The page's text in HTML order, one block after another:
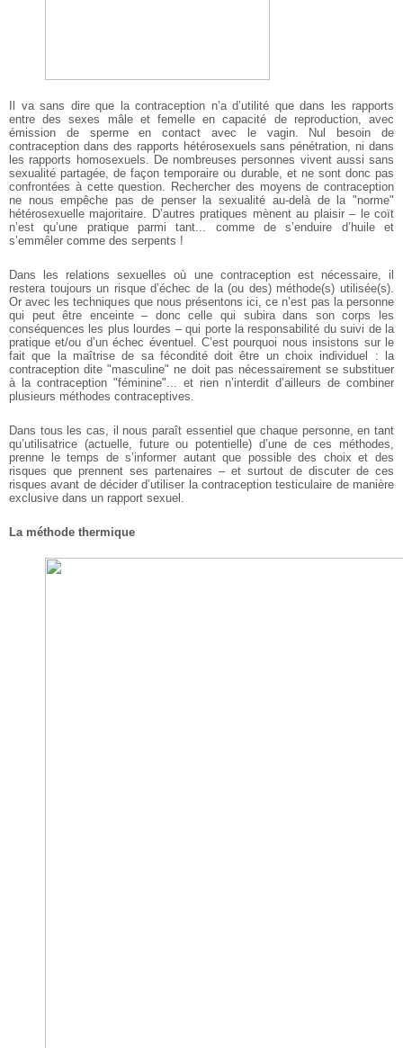
Il va sans dire que la contraception n’a d’utilité que dans les rapports
entre des sexes mâle et femelle en capacité de reproduction, avec
émission de sperme en contact avec le vagin. Nul besoin de
contraception dans des rapports hétérosexuels sans pénétration, ni dans
les rapports homosexuels. De nombreuses personnes vivent aussi sans
sexualité partagée, de façon temporaire ou durable, et ne sont donc pas
confrontées à cette question. Rechercher des moyens de contraception
ne nous empêche pas de penser la sexualité au-delà de la "norme"
hétérosexuelle majoritaire. D’autres pratiques mènent au plaisir – le coït
n’est qu’une pratique parmi tant... comme de s’enduire d’huile et
s’emmêler comme des serpents !
Dans les relations sexuelles où une contraception est nécessaire, il
restera toujours un risque d’échec de la (ou des) méthode(s) utilisée(s).
Or avec les techniques que nous présentons ici, ce n’est pas la personne
qui peut être enceinte – donc celle qui subira dans son corps les
conséquences les plus lourdes – qui porte la responsabilité du suivi de la
pratique et/ou d’un échec éventuel. C’est pourquoi nous insistons sur le
fait que la maîtrise de sa fécondité doit être un choix individuel : la
contraception dite "masculine" ne doit pas nécessairement se substituer
à la contraception "féminine"... et rien n’interdit d’ailleurs de combiner
plusieurs méthodes contraceptives.
Dans tous les cas, il nous paraît essentiel que chaque personne, en tant
qu’utilisatrice (actuelle, future ou potentielle) d’une de ces méthodes,
prenne le temps de s’informer autant que possible des choix et des
risques que prennent ses partenaires – et surtout de discuter de ces
risques avant de décider d’utiliser la contraception testiculaire de manière
exclusive dans un rapport sexuel.
La méthode thermique